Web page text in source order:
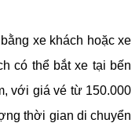
xe khách hoặc xe
có thể bắt xe tại bến
với giá vé từ 150.000
thời gian di chuyển